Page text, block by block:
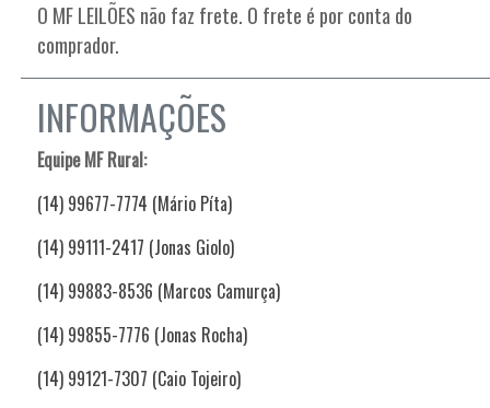
O MF LEILÕES não faz frete. O frete é por conta do
comprador.
INFORMAÇÕES
Equipe MF Rural:
(14) 99677-7774 (Mário Píta)
(14) 99111-2417 (Jonas Giolo)
(14) 99883-8536 (Marcos Camurça)
(14) 99855-7776 (Jonas Rocha)
(14) 99121-7307 (Caio Tojeiro)